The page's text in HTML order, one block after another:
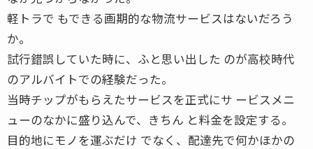
軽トラで もできる画期的な物流サービスはないだろう
か。
試行錯誤していた時に、ふと思い出した のが高校時代
のアルバイトでの経験だった。
当時チップがもらえたサービスを正式にサ ービスメニ
ューのなかに盛り込んで、きちん と料金を設定する。
目的地にモノを運ぶだけ でなく、配達先で何かほかの